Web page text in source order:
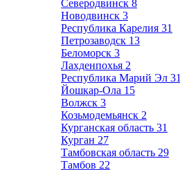
Северодвинск 8
Новодвинск 3
Республика Карелия 31
Петрозаводск 13
Беломорск 3
Лахденпохья 2
Республика Марий Эл 31
Йошкар-Ола 15
Волжск 3
Козьмодемьянск 2
Курганская область 31
Курган 27
Тамбовская область 29
Тамбов 22